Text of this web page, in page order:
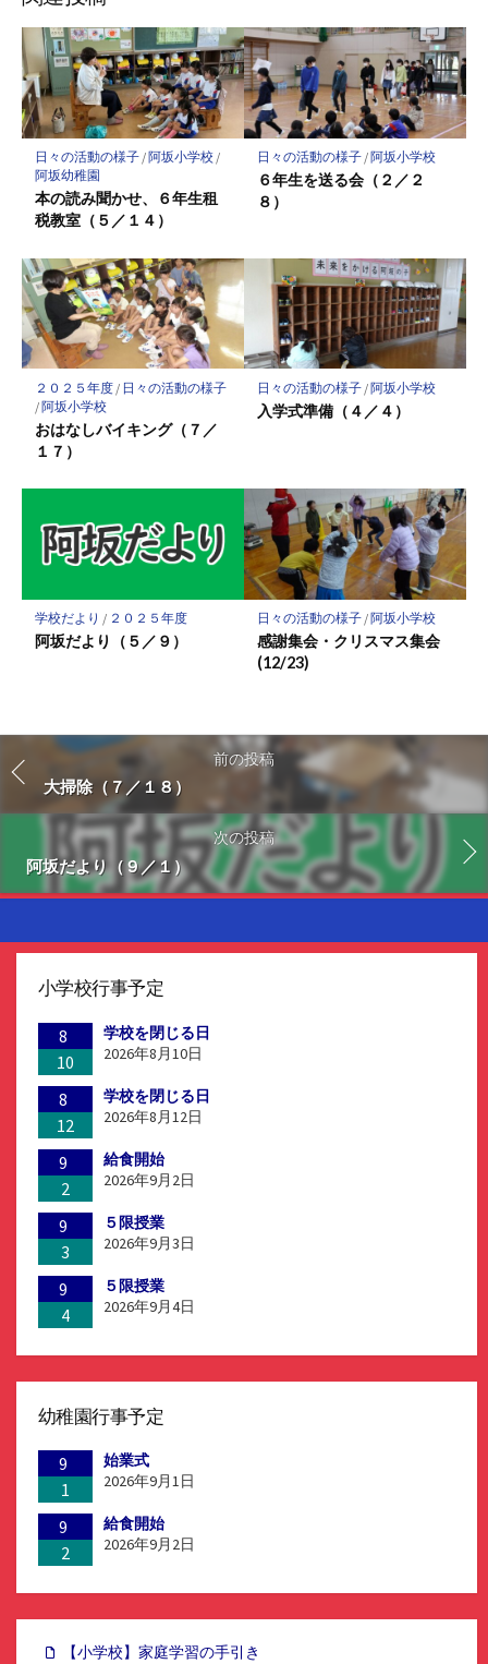
マ
ー
ク
に
保
存
日々の活動の様子/阿坂小学校/
阿坂幼稚園
本の読み聞かせ、６年生租
税教室（５／１４）
日々の活動の様子/阿坂小学校
６年生を送る会（２／２
８）
２０２５年度/ 日々の活動の様子
/阿坂小学校
おはなしバイキング（７／
１７）
日々の活動の様子/阿坂小学校
入学式準備（４／４）
学校だより / ２０２５年度
阿坂だより（５／９）
日々の活動の様子/阿坂小学校
感謝集会・クリスマス集会
(12/23)
前の投稿
大掃除（７／１８）
次の投稿
阿坂だより（９／１）
小学校行事予定
8
10
学校を閉じる日
2026年8月10日
8
12
学校を閉じる日
2026年8月12日
9
2
給食開始
2026年9月2日
9
3
５限授業
2026年9月3日
9
4
５限授業
2026年9月4日
幼稚園行事予定
9
1
始業式
2026年9月1日
9
2
給食開始
2026年9月2日
【小学校】家庭学習の手引き